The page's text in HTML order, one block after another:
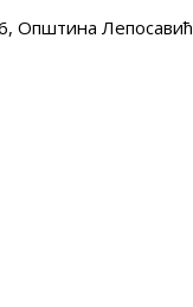
Општина Лепосавић